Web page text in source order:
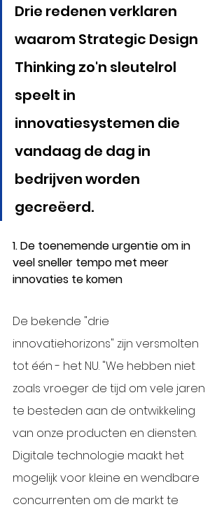
Drie redenen verklaren
waarom Strategic Design
Thinking zo'n sleutelrol
speelt in
innovatiesystemen die
vandaag de dag in
bedrijven worden
gecreëerd.
1. De toenemende urgentie om in
veel sneller tempo met meer
innovaties te komen
De bekende "drie
innovatiehorizons" zijn versmolten
tot één - het NU. "We hebben niet
zoals vroeger de tijd om vele jaren
te besteden aan de ontwikkeling
van onze producten en diensten.
Digitale technologie maakt het
mogelijk voor kleine en wendbare
concurrenten om de markt te